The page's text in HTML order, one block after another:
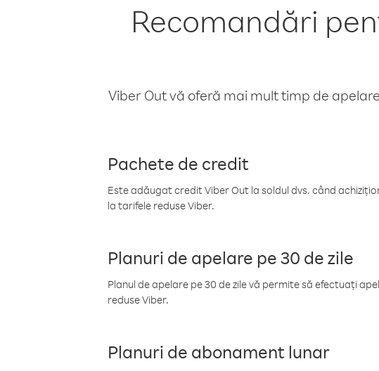
Recomandări
Viber Out vă oferă mai mult timp de
Pachete de credit
Este adăugat credit Viber Out la soldul dvs. când
la tarifele reduse Viber.
Planuri de apelare pe 30 de zile
Planul de apelare pe 30 de zile vă permite să efectuați
reduse Viber.
Planuri de abonament lunar